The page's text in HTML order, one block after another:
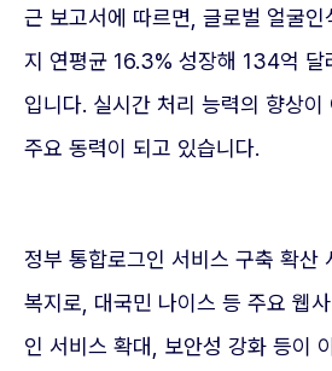
근 보고서에 따르면, 글로벌 얼굴
지 연평균 16.3% 성장해 134억 달
입니다. 실시간 처리 능력의 향상
주요 동력이 되고 있습니다.
정부 통합로그인 서비스 구축 확산
복지로, 대국민 나이스 등 주요 웹
인 서비스 확대, 보안성 강화 등이